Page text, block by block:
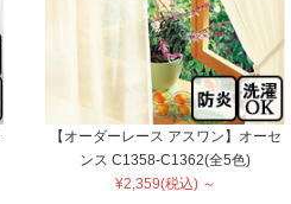
【オーダーレース アスワン】オーセ
ンス C1358-C1362(全5色)
¥2,359(税込) ～